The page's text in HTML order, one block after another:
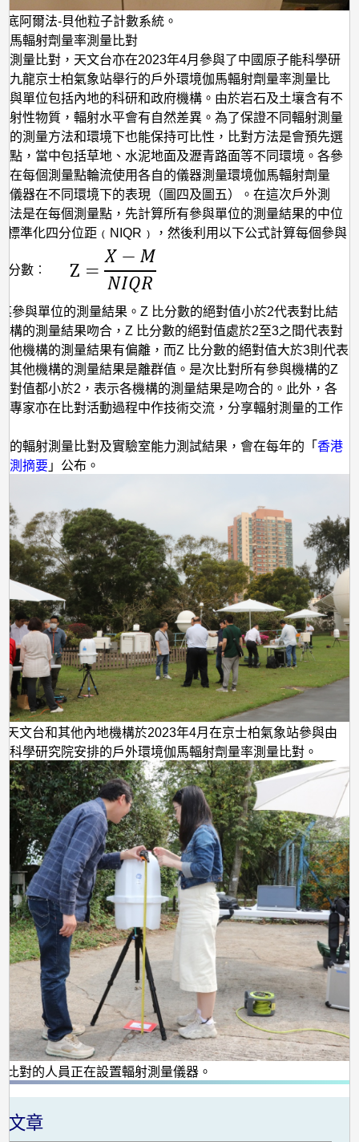
阿爾法-貝他粒子計數系統。
馬輻射劑量率測量比對
測量比對，天文台亦在2023年4月參與了中國原子能科學研
九龍京士柏氣象站舉行的戶外環境伽馬輻射劑量率測量比
與單位包括內地的科研和政府機構。由於岩石及土壤含有不
射性物質，輻射水平會有自然差異。為了保證不同輻射測量
的測量方法和環境下也能保持可比性，比對方法是會預先選
點，當中包括草地、水泥地面及瀝青路面等不同環境。各參
在每個測量點輪流使用各自的儀器測量環境伽馬輻射劑量
儀器在不同環境下的表現（圖四及圖五）。在這次戶外測
法是在每個測量點，先計算所有參與單位的測量結果的中位
標準化四分位距﹙NIQR﹚，然後利用以下公式計算每個參與
分數︰
參與單位的測量結果。Z 比分數的絕對值小於2代表對比結
構的測量結果吻合，Z 比分數的絕對值處於2至3之間代表對
他機構的測量結果有偏離，而Z 比分數的絕對值大於3則代表
其他機構的測量結果是離群值。是次比對所有參與機構的Z
對值都小於2，表示各機構的測量結果是吻合的。此外，各
專家亦在比對活動過程中作技術交流，分享輻射測量的工作
的輻射測量比對及實驗室能力測試結果，會在每年的「香港
測摘要 」公布。
文台和其他內地機構於2023年4月在京士柏氣象站參與由
科學研究院安排的戶外環境伽馬輻射劑量率測量比對。
對的人員正在設置輻射測量儀器。
文章